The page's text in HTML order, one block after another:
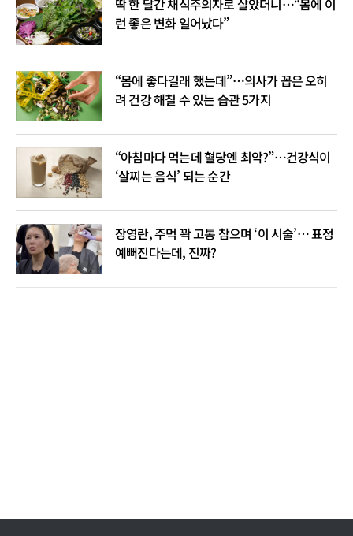
딱 한 달간 채식주의자로 살았더니…“몸에 이
런 좋은 변화 일어났다”
“몸에 좋다길래 했는데”…의사가 꼽은 오히
려 건강 해칠 수 있는 습관 5가지
“아침마다 먹는데 혈당엔 최악?”…건강식이
‘살찌는 음식’ 되는 순간
장영란, 주먹 꽉 고통 참으며 ‘이 시술’… 표정
예뻐진다는데, 진짜?